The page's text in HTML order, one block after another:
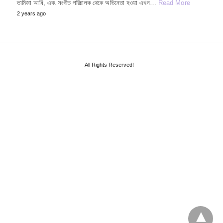
তামিজা আধি, এবং সংগীত পরিচালক থেকে অভিনেতা হওয়া এখন… Read More
2 years ago
All Rights Reserved!